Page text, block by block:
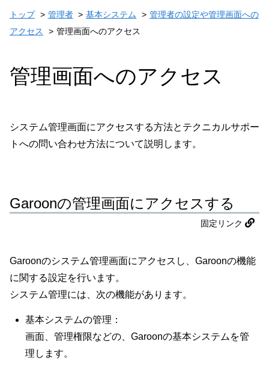
トップ 管理者 基本システム
管理者の設定や管理画面への
アクセス
管理画面へのアクセス
管理画面へのアクセス
システム管理画面にアクセスする方法とテクニカルサポー
トへの問い合わせ方法について説明します。
Garoonの管理画面にアクセスする
固定リンク
Garoonのシステム管理画面にアクセスし、Garoonの機能
に関する設定を行います。
システム管理には、次の機能があります。
基本システムの管理：
画面、管理権限などの、Garoonの基本システムを管
理します。